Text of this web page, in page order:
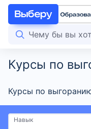
Курсы по
Курсы по
Навык